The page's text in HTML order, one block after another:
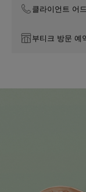
클라이언트 어
부티크 방문 예